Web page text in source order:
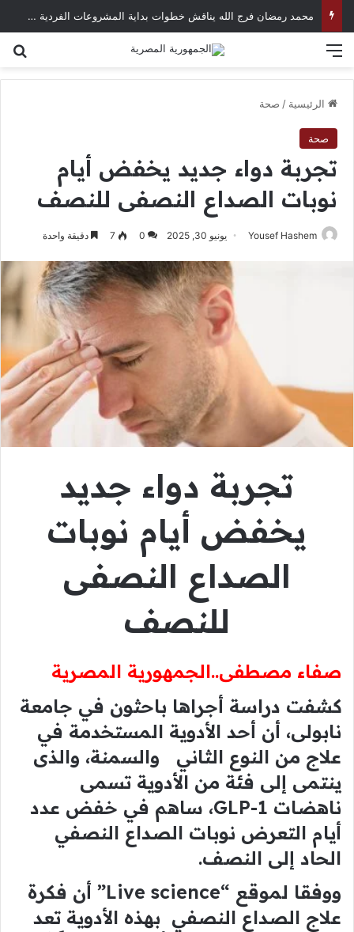
محمد رمضان فرج الله يناقش خطوات بداية المشروعات الفردية في العصر الرقمي
الرئيسية / صحة
صحة
تجربة دواء جديد يخفض أيام
نوبات الصداع النصفى للنصف
Yousef Hashem يونيو 30, 2025 0
7 دقيقة واحدة
تجربة دواء جديد
يخفض أيام نوبات
الصداع النصفى
للنصف
صفاء مصطفى..الجمهورية المصرية
كشفت دراسة أجراها باحثون في جامعة
نابولى، أن أحد الأدوية المستخدمة في
علاج من النوع الثاني والسمنة، والذى
ينتمى إلى فئة من الأدوية تسمى
ناهضات GLP-1، ساهم في خفض عدد
أيام التعرض نوبات الصداع النصفي
الحاد إلى النصف.
ووفقا لموقع “Live science” أن فكرة
علاج الصداع النصفي بهذه الأدوية تعد